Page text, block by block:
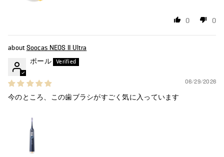
0 0
Soocas NEOS II Ultra
ポール
06/29/2026
今のところ、この歯ブラシがすごく気に入っています